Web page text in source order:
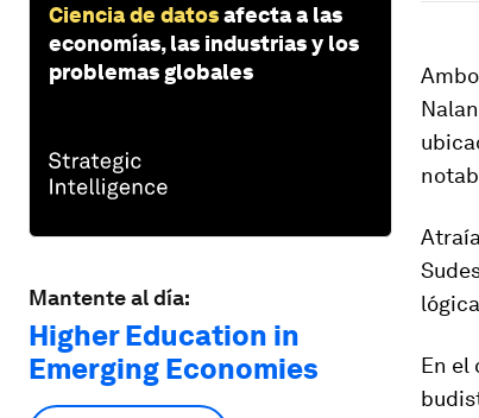
Ciencia de datosafecta a las
economías, las industrias y los
problemas globales
Mantente al día:
Higher Education in
Emerging Economies
En el